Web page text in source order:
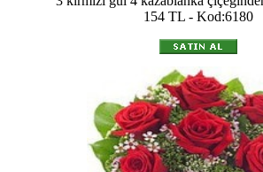
154 TL - Kod:6180